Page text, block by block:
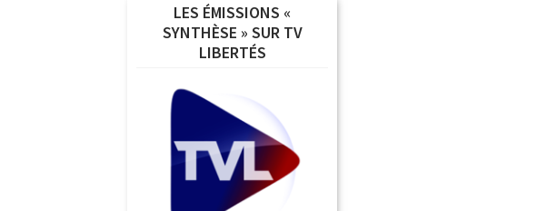
LES ÉMISSIONS «
SYNTHÈSE » SUR TV
LIBERTÉS